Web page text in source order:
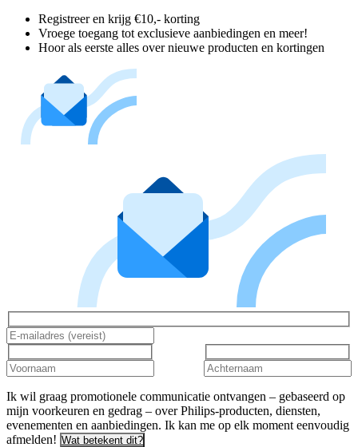
Registreer en krijg €10,- korting
Vroege toegang tot exclusieve aanbiedingen en meer!
Hoor als eerste alles over nieuwe producten en kortingen
Ik wil graag promotionele communicatie ontvangen – gebaseerd op
mijn voorkeuren en gedrag – over Philips-producten, diensten,
evenementen en aanbiedingen. Ik kan me op elk moment eenvoudig
afmelden! Wat betekent dit?